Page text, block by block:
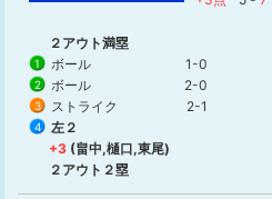
２アウト満塁
1 ボール 1-0
2 ボール 2-0
3 ストライク 2-1
4
左２
+3 (畠中,樋口,東尾)
２アウト２塁